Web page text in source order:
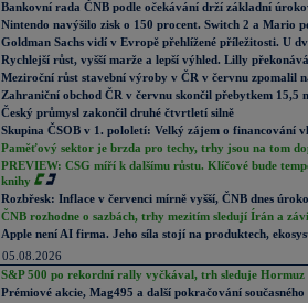
Bankovní rada ČNB podle očekávání drží základní
Nintendo navýšilo zisk o 150 procent. Switch 2 a Mario
Goldman Sachs vidí v Evropě přehlížené příležitosti. U
Rychlejší růst, vyšší marže a lepší výhled. Lilly
Meziroční růst stavební výroby v ČR v červnu zpomalil
Zahraniční obchod ČR v červnu skončil přebytkem 15,5
Český průmysl zakončil druhé čtvrtletí silně
Skupina ČSOB v 1. pololetí: Velký zájem o financování
Paměťový sektor je brzda pro techy, trhy jsou na tom
PREVIEW: CSG míří k dalšímu růstu. Klíčové bude
knihy
Rozbřesk: Inflace v červenci mírně vyšší, ČNB dnes
ČNB rozhodne o sazbách, trhy mezitím sledují Írán a
Apple není AI firma. Jeho síla stojí na produktech,
05.08.2026
S&P 500 po rekordní rally vyčkával, trh sleduje Hormuz
Prémiové akcie, Mag495 a další pokračování současného